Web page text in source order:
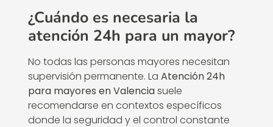
¿Cuándo es necesaria la
atención 24h para un mayor?
No todas las personas mayores necesitan
supervisión permanente. La Atención 24h
para mayores en Valenciasuele
recomendarse en contextos específicos
donde la seguridad y el control constante